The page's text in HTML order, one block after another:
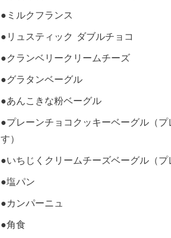
●ミルクフランス
●リュスティック ダブルチョコ
●クランベリークリームチーズ
●グラタンベーグル
●あんこきな粉ベーグル
●プレーンチョコクッキーベーグル（
す）
●いちじくクリームチーズベーグル（
●塩パン
●カンパーニュ
●角食